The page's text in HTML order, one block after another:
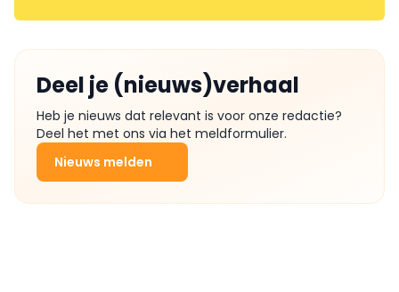
Deel je (nieuws)verhaal
Heb je nieuws dat relevant is voor onze redactie?
Deel het met ons via het meldformulier.
Nieuws melden